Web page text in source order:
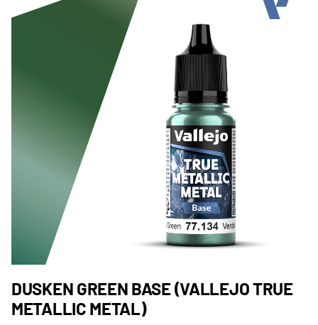
DUSKEN GREEN BASE (VALLEJO TRUE
METALLIC METAL)